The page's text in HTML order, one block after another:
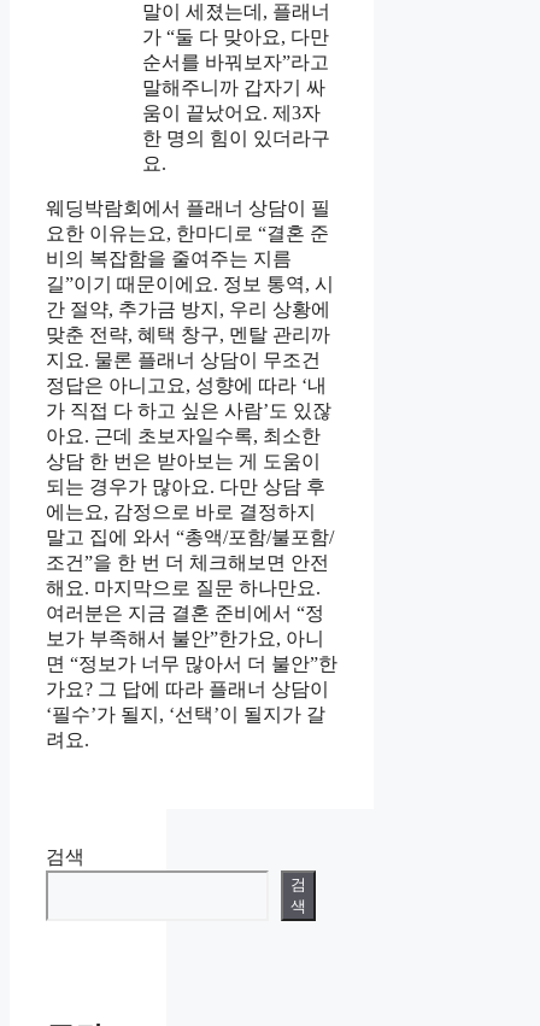
말이 세졌는데, 플래너
가 “둘 다 맞아요, 다만
순서를 바꿔보자”라고
말해주니까 갑자기 싸
움이 끝났어요. 제3자
한 명의 힘이 있더라구
요.
웨딩박람회에서 플래너 상담이 필
요한 이유는요, 한마디로 “결혼 준
비의 복잡함을 줄여주는 지름
길”이기 때문이에요. 정보 통역, 시
간 절약, 추가금 방지, 우리 상황에
맞춘 전략, 혜택 창구, 멘탈 관리까
지요. 물론 플래너 상담이 무조건
정답은 아니고요, 성향에 따라 ‘내
가 직접 다 하고 싶은 사람’도 있잖
아요. 근데 초보자일수록, 최소한
상담 한 번은 받아보는 게 도움이
되는 경우가 많아요. 다만 상담 후
에는요, 감정으로 바로 결정하지
말고 집에 와서 “총액/포함/불포함/
조건”을 한 번 더 체크해보면 안전
해요. 마지막으로 질문 하나만요.
여러분은 지금 결혼 준비에서 “정
보가 부족해서 불안”한가요, 아니
면 “정보가 너무 많아서 더 불안”한
가요? 그 답에 따라 플래너 상담이
‘필수’가 될지, ‘선택’이 될지가 갈
려요.
검색
검
색